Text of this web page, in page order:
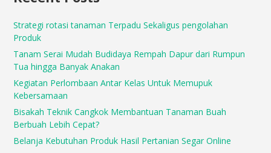
Strategi rotasi tanaman Terpadu Sekaligus pengolahan
Produk
Tanam Serai Mudah Budidaya Rempah Dapur dari Rumpun
Tua hingga Banyak Anakan
Kegiatan Perlombaan Antar Kelas Untuk Memupuk
Kebersamaan
Bisakah Teknik Cangkok Membantuan Tanaman Buah
Berbuah Lebih Cepat?
Belanja Kebutuhan Produk Hasil Pertanian Segar Online